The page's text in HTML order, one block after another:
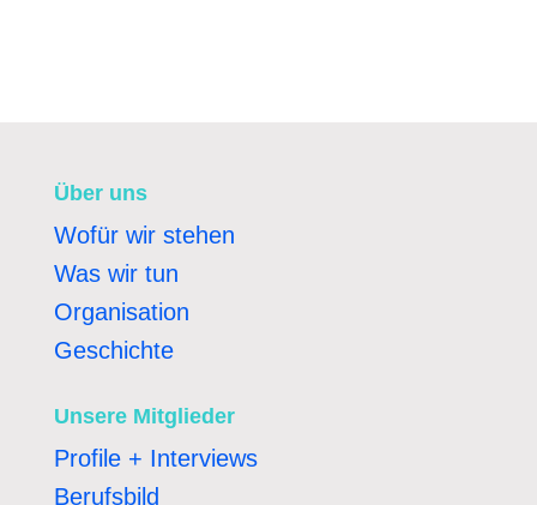
Über uns
Wofür wir stehen
Was wir tun
Organisation
Geschichte
Unsere Mitglieder
Profile + Interviews
Berufsbild